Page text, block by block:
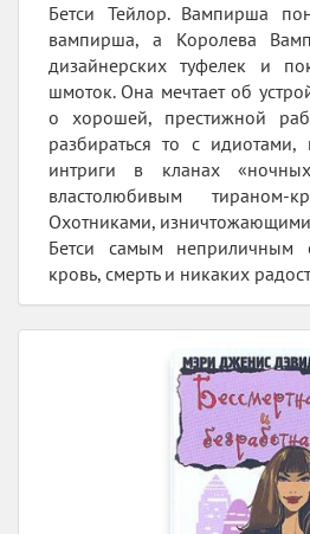
Бетси Тейлор. Вампирша
вампирша, а Королева
дизайнерских туфелек и
шмоток. Она мечтает об
о хорошей, престижной
разбираться то с
интриги в кланах
властолюбивым
Охотниками,
Бетси самым
кровь, смерть и никаких